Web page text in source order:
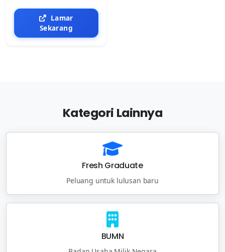
Lamar
Sekarang
Kategori Lainnya
Fresh Graduate
Peluang untuk lulusan baru
BUMN